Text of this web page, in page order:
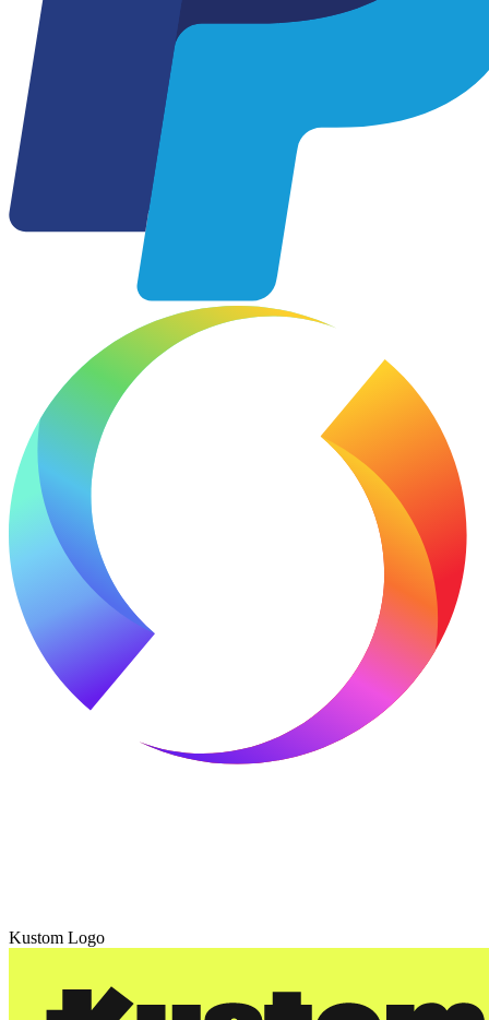
Kustom Logo